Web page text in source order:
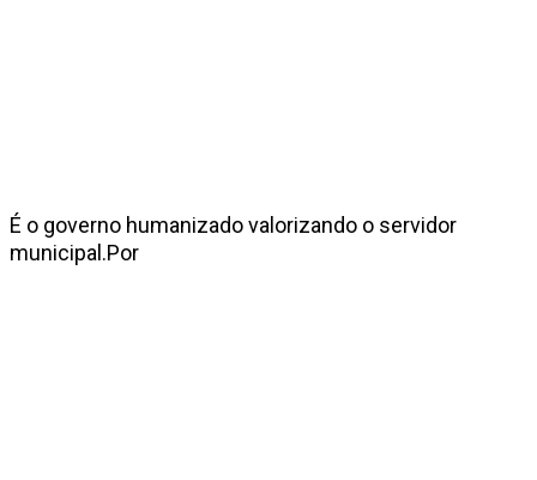
É o governo humanizado valorizando o servidor
municipal.Por